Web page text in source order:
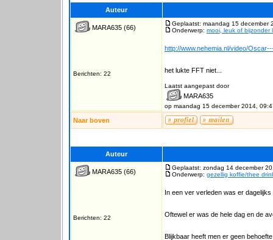
Auteur
MARA635 (66)
Berichten: 22
Geplaatst: maandag 15 december
Onderwerp: mooi, leuk of bijzonder
http://www.nehemia.nl/video/
het lukte FFT niet...
Laatst aangepast door
MARA635
op maandag 15 december 2014,
Naar boven
Auteur
MARA635 (66)
Berichten: 22
Geplaatst: zondag 14 december
Onderwerp: gezellig koffie/thee
In een ver verleden was er
Oftewel er was de hele dag en de
Blijkbaar heeft men er geen